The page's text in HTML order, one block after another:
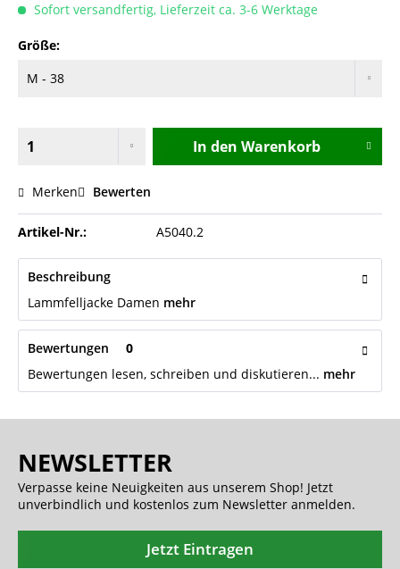
Sofort versandfertig, Lieferzeit ca. 3-6 Werktage
Größe:
In den Warenkorb
Merken Bewerten
Artikel-Nr.: A5040.2
Beschreibung
Lammfelljacke Damen mehr
Bewertungen
0
Bewertungen lesen, schreiben und diskutieren... mehr
NEWSLETTER
Verpasse keine Neuigkeiten aus unserem Shop! Jetzt
unverbindlich und kostenlos zum Newsletter anmelden.
Jetzt Eintragen